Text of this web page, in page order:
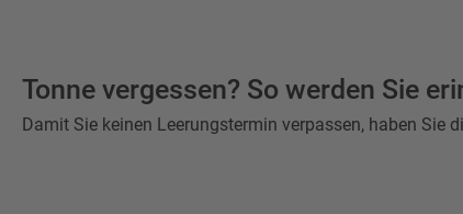
Tonne vergessen? So werden Sie
Damit Sie keinen Leerungstermin verpassen, haben